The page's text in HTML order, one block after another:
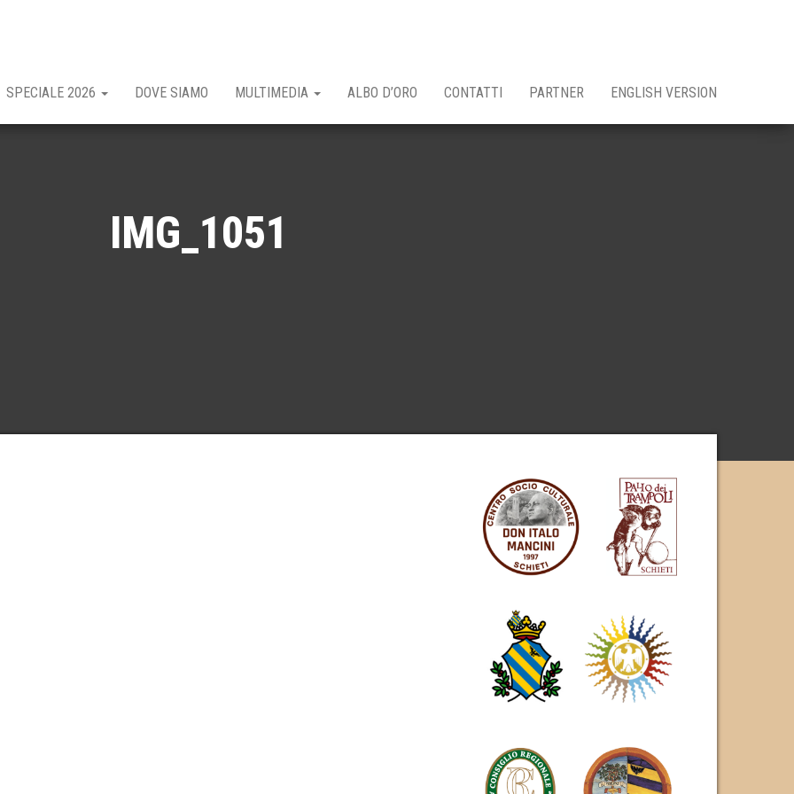
SPECIALE 2026 DOVE SIAMO MULTIMEDIA ALBO D’ORO CONTATTI PARTNER ENGLISH VERSION
IMG_1051